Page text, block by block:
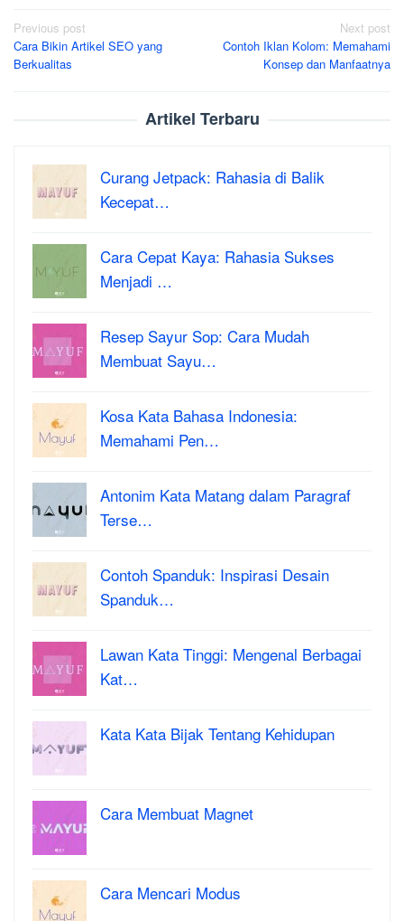
Post
navigation
Previous post
Cara Bikin Artikel SEO yang
Berkualitas
Next post
Contoh Iklan Kolom: Memahami
Konsep dan Manfaatnya
Artikel Terbaru
Curang Jetpack: Rahasia di Balik
Kecepat…
Cara Cepat Kaya: Rahasia Sukses
Menjadi …
Resep Sayur Sop: Cara Mudah
Membuat Sayu…
Kosa Kata Bahasa Indonesia:
Memahami Pen…
Antonim Kata Matang dalam Paragraf
Terse…
Contoh Spanduk: Inspirasi Desain
Spanduk…
Lawan Kata Tinggi: Mengenal Berbagai
Kat…
Kata Kata Bijak Tentang Kehidupan
Cara Membuat Magnet
Cara Mencari Modus